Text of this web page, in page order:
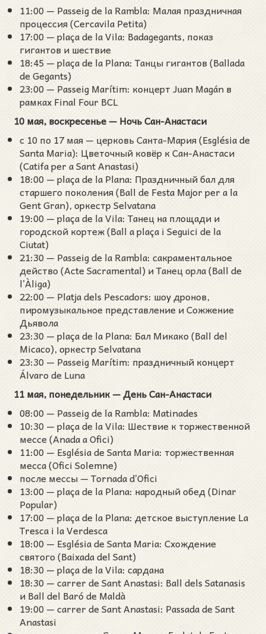
11:00 — Passeig de la Rambla: Малая праздничная
процессия (Cercavila Petita)
17:00 — plaça de la Vila: Badagegants, показ
гигантов и шествие
18:45 — plaça de la Plana: Танцы гигантов (Ballada
de Gegants)
23:00 — Passeig Marítim: концерт Juan Magán в
рамках Final Four BCL
10 мая, воскресенье — Ночь Сан-Анастаси
с 10 по 17 мая — церковь Санта-Мария (Església de
Santa Maria): Цветочный ковёр к Сан-Анастаси
(Catifa per a Sant Anastasi)
18:00 — plaça de la Plana: Праздничный бал для
старшего поколения (Ball de Festa Major per a la
Gent Gran), оркестр Selvatana
19:00 — plaça de la Vila: Танец на площади и
городской кортеж (Ball a plaça i Seguici de la
Ciutat)
21:30 — Passeig de la Rambla: сакраментальное
действо (Acte Sacramental) и Танец орла (Ball de
l’Àliga)
22:00 — Platja dels Pescadors: шоу дронов,
пиромузыкальное представление и Сожжение
Дьявола
23:30 — plaça de la Plana: Бал Микако (Ball del
Micaco), оркестр Selvatana
23:30 — Passeig Marítim: праздничный концерт
Álvaro de Luna
11 мая, понедельник — День Сан-Анастаси
08:00 — Passeig de la Rambla: Matinades
10:30 — plaça de la Vila: Шествие к торжественной
мессе (Anada a Ofici)
11:00 — Església de Santa Maria: торжественная
месса (Ofici Solemne)
после мессы — Tornada d’Ofici
13:00 — plaça de la Plana: народный обед (Dinar
Popular)
17:00 — plaça de la Plana: детское выступление La
Tresca i la Verdesca
18:00 — Església de Santa Maria: Схождение
святого (Baixada del Sant)
18:30 — plaça de la Vila: сардана
18:30 — carrer de Sant Anastasi: Ball dels Satanasis
и Ball del Baró de Maldà
19:00 — carrer de Sant Anastasi: Passada de Sant
Anastasi